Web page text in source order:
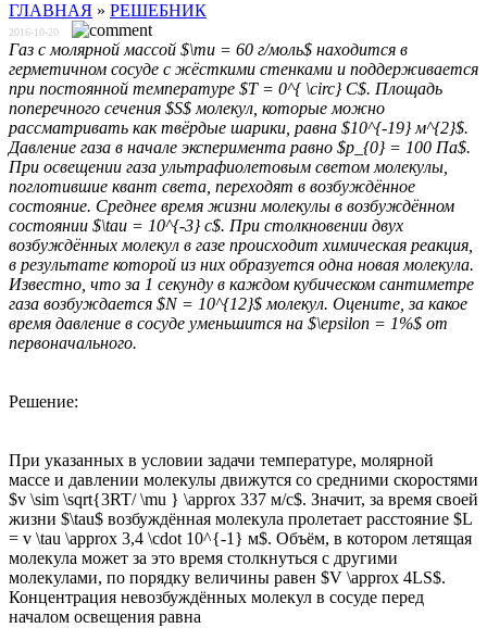
ГЛАВНАЯ » РЕШЕБНИК
2016-10-20
Газ с молярной массой $\mu = 60 г/моль$ находится в
герметичном сосуде с жёсткими стенками и поддерживается
при постоянной температуре $T = 0^{ \circ} C$. Площадь
поперечного сечения $S$ молекул, которые можно
рассматривать как твёрдые шарики, равна $10^{-19} м^{2}$.
Давление газа в начале эксперимента равно $p_{0} = 100 Па$.
При освещении газа ультрафиолетовым светом молекулы,
поглотившие квант света, переходят в возбуждённое
состояние. Среднее время жизни молекулы в возбуждённом
состоянии $\tau = 10^{-3} с$. При столкновении двух
возбуждённых молекул в газе происходит химическая реакция,
в результате которой из них образуется одна новая молекула.
Известно, что за 1 секунду в каждом кубическом сантиметре
газа возбуждается $N = 10^{12}$ молекул. Оцените, за какое
время давление в сосуде уменьшится на $\epsilon = 1%$ от
первоначального.
Решение:
При указанных в условии задачи температуре, молярной
массе и давлении молекулы движутся со средними скоростями
$v \sim \sqrt{3RT/ \mu } \approx 337 м/с$. Значит, за время своей
жизни $\tau$ возбуждённая молекула пролетает расстояние $L
= v \tau \approx 3,4 \cdot 10^{-1} м$. Объём, в котором летящая
молекула может за это время столкнуться с другими
молекулами, по порядку величины равен $V \approx 4LS$.
Концентрация невозбуждённых молекул в сосуде перед
началом освещения равна